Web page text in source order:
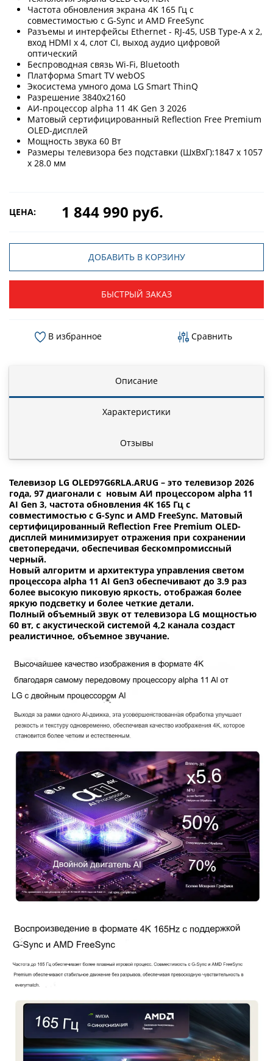
Частота обновления экрана 4K 165 Гц с
совместимостью с G-Sync и AMD FreeSync
Разъемы и интерфейсы Ethernet - RJ-45, USB Type-A x 2,
вход HDMI x 4, слот CI, выход аудио цифровой
оптический
Беспроводная связь Wi-Fi, Bluetooth
Платформа Smart TV webOS
Экосистема умного дома LG Smart ThinQ
Разрешение 3840x2160
АИ-процессор alpha 11 4K Gen 3 2026
Матовый сертифицированный Reflection Free Premium
OLED-дисплей
Мощность звука 60 Вт
Размеры телевизора без подставки (ШхВхГ):1847 x 1057
x 28.0 мм
ЦЕНА: 1 844 990 руб.
ДОБАВИТЬ В КОРЗИНУ
БЫСТРЫЙ ЗАКАЗ
В избранное Сравнить
Описание
Характеристики
Отзывы
Телевизор LG OLED97G6RLA.ARUG – это телевизор 2026
года, 97 диагонали с новым АИ процессором alpha 11
AI Gen 3, частота обновления 4K 165 Гц с
совместимостью с G-Sync и AMD FreeSync. Матовый
сертифицированный Reflection Free Premium OLED-
дисплей минимизирует отражения при сохранении
светопередачи, обеспечивая бескомпромиссный
черный.
Новый алгоритм и архитектура управления светом
процессора alpha 11 AI Gen3 обеспечивают до 3.9 раз
более высокую пиковую яркость, отображая более
яркую подсветку и более четкие детали.
Полный объемный звук от телевизора LG мощностью
60 вт, с акустической системой 4,2 канала создаст
реалистичное, объемное звучание.